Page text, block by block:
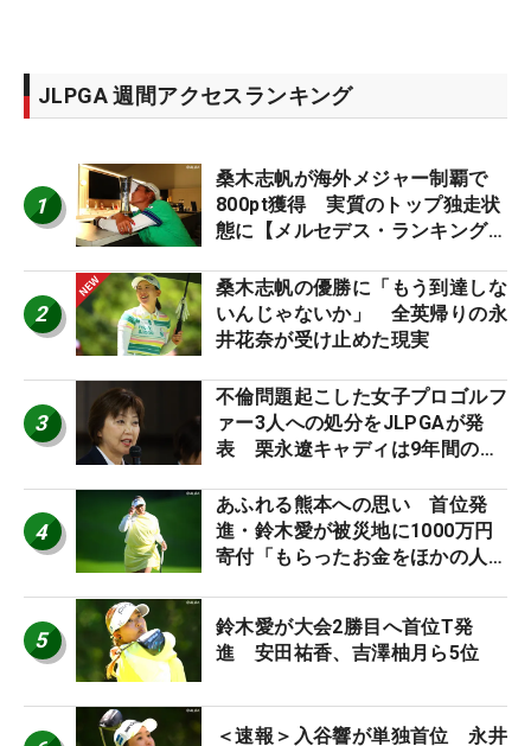
JLPGA 週間アクセスランキング
1
桑木志帆が海外メジャー制覇で
800pt獲得 実質のトップ独走状
態に【メルセデス・ランキング番
2
桑木志帆の優勝に「もう到達しな
いんじゃないか」 全英帰りの永
井花奈が受け止めた現実
3
不倫問題起こした女子プロゴルフ
ァー3人への処分をJLPGAが発
表 栗永遼キャディは9年間の立
4
あふれる熊本への思い 首位発
進・鈴木愛が被災地に1000万円
寄付「もらったお金をほかの人
5
鈴木愛が大会2勝目へ首位T発
進 安田祐香、吉澤柚月ら5位
＜速報＞入谷響が単独首位 永井